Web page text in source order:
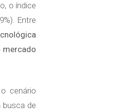
o índice
Entre
mercado
cenário
busca de